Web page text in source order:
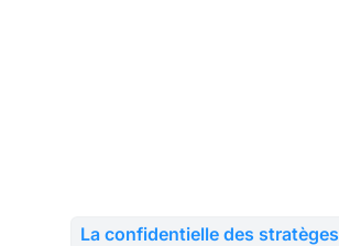
La confidentielle des stratèges